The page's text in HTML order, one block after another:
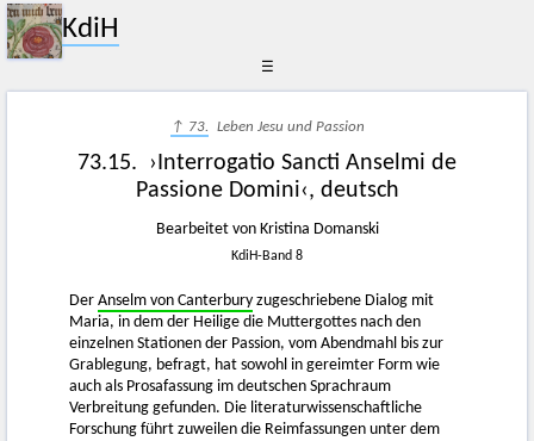
KdiH
☰
↑ 73. Leben Jesu und Passion
73.15. ›Interrogatio Sancti Anselmi de
Passione Domini‹, deutsch
Bearbeitet von Kristina Domanski
KdiH-Band 8
Der Anselm von Canterbury zugeschriebene Dialog mit
Maria, in dem der Heilige die Muttergottes nach den
einzelnen Stationen der Passion, vom Abendmahl bis zur
Grablegung, befragt, hat sowohl in gereimter Form wie
auch als Prosafassung im deutschen Sprachraum
Verbreitung gefunden. Die literaturwissenschaftliche
Forschung führt zuweilen die Reimfassungen unter dem